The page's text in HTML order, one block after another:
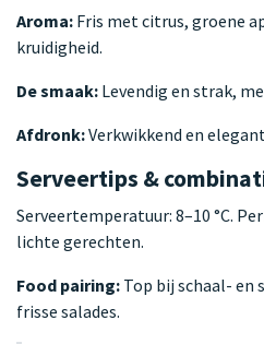
Aroma: Fris met citrus, groene
kruidigheid.
De smaak: Levendig en strak,
Afdronk:Verkwikkend en
Serveertips &
Serveertemperatuur: 8–10 °C.
lichte gerechten.
Food pairing: Top bij schaal- en
frisse salades.